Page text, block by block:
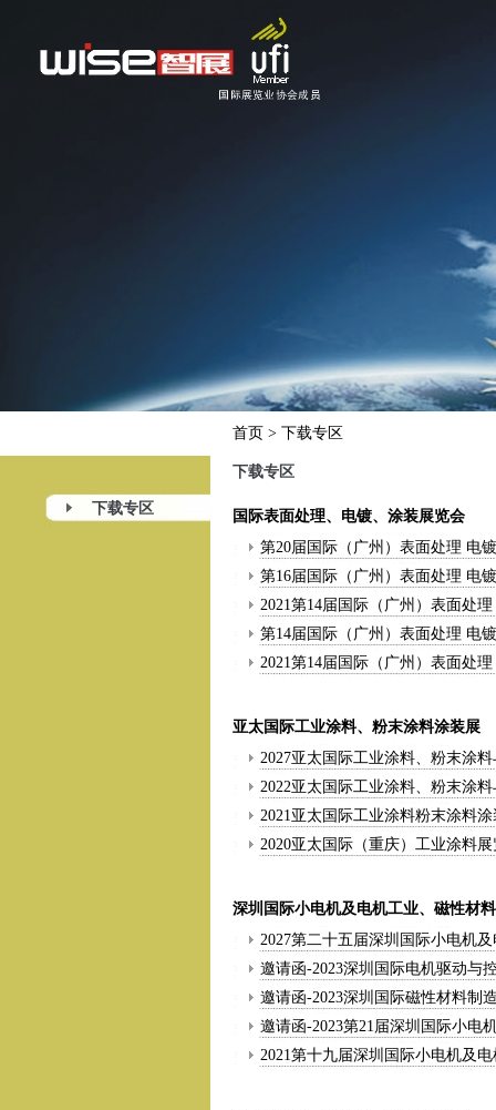
首页 > 下载专区
下载专区
下载专区
国际表面处理、电镀、涂装展览会
第20届国际（广州）表面处理 电
第16届国际（广州）表面处理 电
2021第14届国际（广州）表面处
第14届国际（广州）表面处理 电
2021第14届国际（广州）表面处
亚太国际工业涂料、粉末涂料涂装展
2027亚太国际工业涂料、粉末涂
2022亚太国际工业涂料、粉末涂
2021亚太国际工业涂料粉末涂料
2020亚太国际（重庆）工业涂料
深圳国际小电机及电机工业、磁性材
2027第二十五届深圳国际小电机
邀请函-2023深圳国际电机驱动与
邀请函-2023深圳国际磁性材料制
邀请函-2023第21届深圳国际小电
2021第十九届深圳国际小电机及